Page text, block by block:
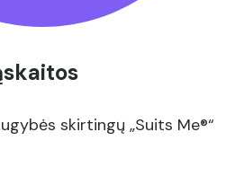
skirtingų „Suits Me®“